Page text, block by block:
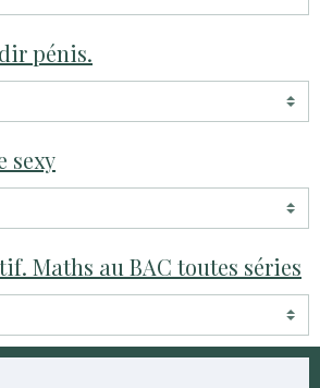
pénis.
sexy
Maths au BAC toutes séries